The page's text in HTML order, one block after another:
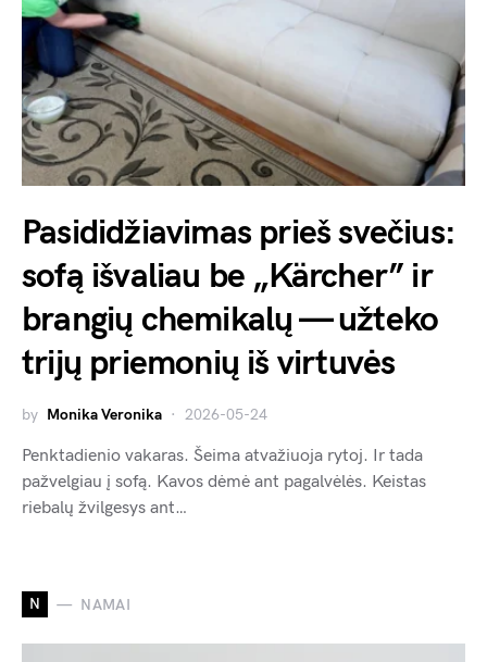
Pasididžiavimas prieš svečius:
sofą išvaliau be „Kärcher” ir
brangių chemikalų — užteko
trijų priemonių iš virtuvės
by Monika Veronika 2026-05-24
Penktadienio vakaras. Šeima atvažiuoja rytoj. Ir tada
pažvelgiau į sofą. Kavos dėmė ant pagalvėlės. Keistas
riebalų žvilgesys ant…
N NAMAI